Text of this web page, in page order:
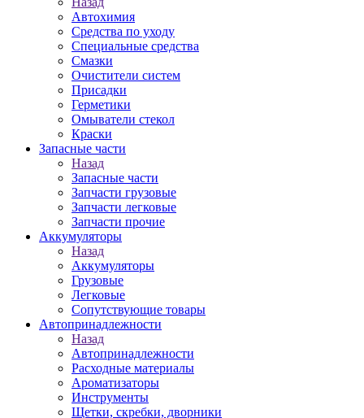
Автохимия
Средства по уходу
Специальные средства
Смазки
Очистители систем
Присадки
Герметики
Омыватели стекол
Краски
Запасные части
Назад
Запасные части
Запчасти грузовые
Запчасти легковые
Запчасти прочие
Аккумуляторы
Назад
Аккумуляторы
Грузовые
Легковые
Сопутствующие товары
Автопринадлежности
Назад
Автопринадлежности
Расходные материалы
Ароматизаторы
Инструменты
Щетки, скребки, дворники